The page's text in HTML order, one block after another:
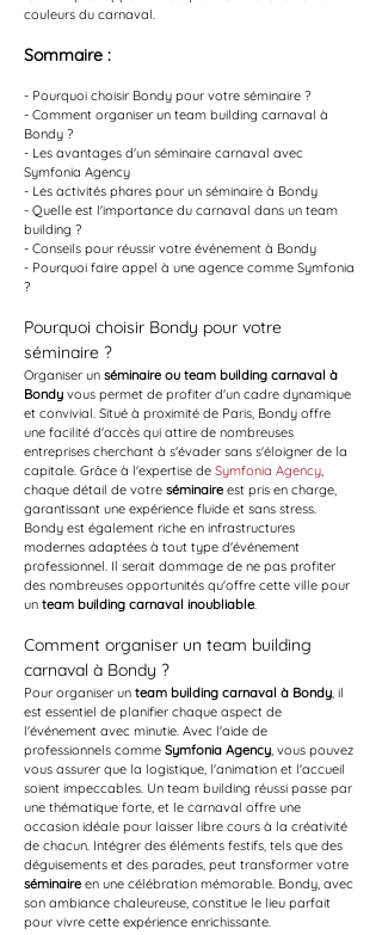
couleurs du carnaval.
Sommaire :
- Pourquoi choisir Bondy pour votre séminaire ?
- Comment organiser un team building carnaval à
Bondy ?
- Les avantages d'un séminaire carnaval avec
Symfonia Agency
- Les activités phares pour un séminaire à Bondy
- Quelle est l'importance du carnaval dans un team
building ?
- Conseils pour réussir votre événement à Bondy
- Pourquoi faire appel à une agence comme Symfonia
?
Pourquoi choisir Bondy pour votre
séminaire ?
Organiser un séminaire ou team building carnaval à
Bondy vous permet de profiter d'un cadre dynamique
et convivial. Situé à proximité de Paris, Bondy offre
une facilité d'accès qui attire de nombreuses
entreprises cherchant à s'évader sans s'éloigner de la
capitale. Grâce à l'expertise de Symfonia Agency,
chaque détail de votre séminaire est pris en charge,
garantissant une expérience fluide et sans stress.
Bondy est également riche en infrastructures
modernes adaptées à tout type d'événement
professionnel. Il serait dommage de ne pas profiter
des nombreuses opportunités qu'offre cette ville pour
un team building carnaval inoubliable.
Comment organiser un team building
carnaval à Bondy ?
Pour organiser un team building carnaval à Bondy, il
est essentiel de planifier chaque aspect de
l'événement avec minutie. Avec l'aide de
professionnels comme Symfonia Agency, vous pouvez
vous assurer que la logistique, l'animation et l'accueil
soient impeccables. Un team building réussi passe par
une thématique forte, et le carnaval offre une
occasion idéale pour laisser libre cours à la créativité
de chacun. Intégrer des éléments festifs, tels que des
déguisements et des parades, peut transformer votre
séminaire en une célébration mémorable. Bondy, avec
son ambiance chaleureuse, constitue le lieu parfait
pour vivre cette expérience enrichissante.